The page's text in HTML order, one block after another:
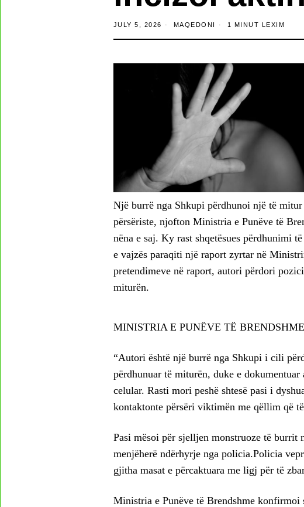
JULY 5, 2026 MAQEDONI 1 MINUT LEXIM
Një burrë nga Shkupi përdhunoi një të
përsëriste, njofton Ministria e Punëve të
nëna e saj. Ky rast shqetësues përdhunimi
e vajzës paraqiti një raport zyrtar në
pretendimeve në raport, autori përdori
miturën.
MINISTRIA E PUNËVE TË BRENDSHME
“Autori është një burrë nga Shkupi i cili
përdhunuar të miturën, duke e
celular. Rasti mori peshë shtesë pasi i
kontaktonte përsëri viktimën me qëllim që
Pasi mësoi për sjelljen monstruoze të
menjëherë ndërhyrje nga policia.Policia
gjitha masat e përcaktuara me ligj për të
Ministria e Punëve të Brendshme